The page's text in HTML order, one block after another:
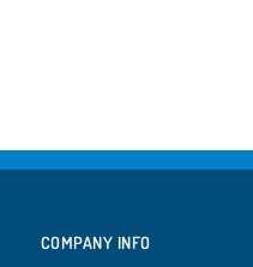
COMPANY INFO